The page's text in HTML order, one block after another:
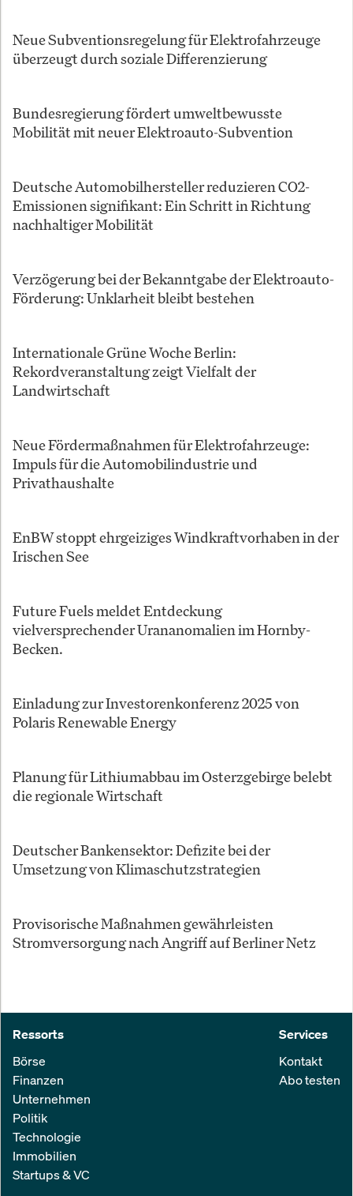
Neue Subventionsregelung für Elektrofahrzeuge
überzeugt durch soziale Differenzierung
Bundesregierung fördert umweltbewusste
Mobilität mit neuer Elektroauto-Subvention
Deutsche Automobilhersteller reduzieren CO2-
Emissionen signifikant: Ein Schritt in Richtung
nachhaltiger Mobilität
Verzögerung bei der Bekanntgabe der Elektroauto-
Förderung: Unklarheit bleibt bestehen
Internationale Grüne Woche Berlin:
Rekordveranstaltung zeigt Vielfalt der
Landwirtschaft
Neue Fördermaßnahmen für Elektrofahrzeuge:
Impuls für die Automobilindustrie und
Privathaushalte
EnBW stoppt ehrgeiziges Windkraftvorhaben in der
Irischen See
Future Fuels meldet Entdeckung
vielversprechender Urananomalien im Hornby-
Becken.
Einladung zur Investorenkonferenz 2025 von
Polaris Renewable Energy
Planung für Lithiumabbau im Osterzgebirge belebt
die regionale Wirtschaft
Deutscher Bankensektor: Defizite bei der
Umsetzung von Klimaschutzstrategien
Provisorische Maßnahmen gewährleisten
Stromversorgung nach Angriff auf Berliner Netz
Ressorts
Börse
Finanzen
Unternehmen
Politik
Technologie
Immobilien
Startups & VC
Services
Kontakt
Abo testen